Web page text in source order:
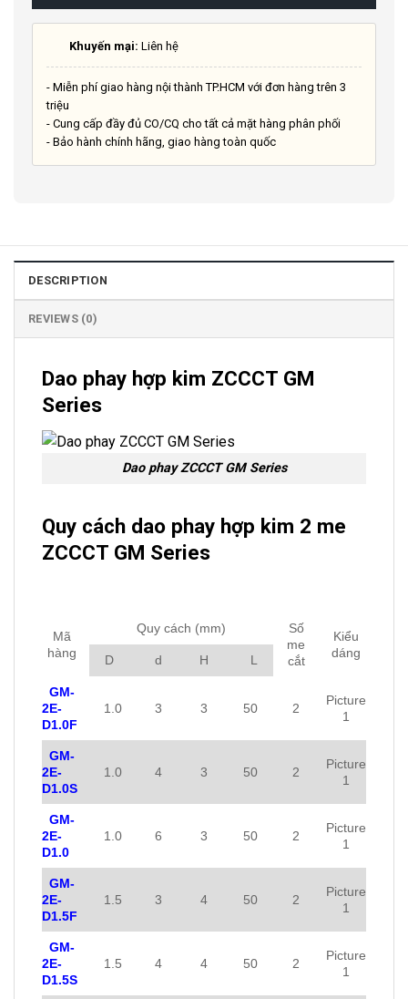
Khuyến mại: Liên hệ
- Miễn phí giao hàng nội thành TP.HCM với đơn hàng trên 3
triệu
- Cung cấp đầy đủ CO/CQ cho tất cả mặt hàng phân phối
- Bảo hành chính hãng, giao hàng toàn quốc
DESCRIPTION
REVIEWS (0)
Dao phay hợp kim ZCCCT GM
Series
Dao phay ZCCCT GM Series
Quy cách dao phay hợp kim 2 me
ZCCCT GM Series
Mã
hàng
Quy cách (mm)
Số
me
cắt
Kiểu
dáng
D d H L
GM-
2E-
D1.0F
1.0 3 3 50 2
Picture
1
GM-
2E-
D1.0S
1.0 4 3 50 2
Picture
1
GM-
2E-
D1.0
1.0 6 3 50 2
Picture
1
GM-
2E-
D1.5F
1.5 3 4 50 2
Picture
1
GM-
2E-
D1.5S
1.5 4 4 50 2
Picture
1